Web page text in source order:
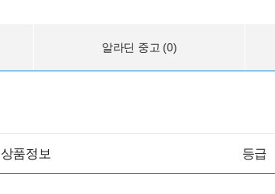
알라딘 중고 (0)
상품정보 등급